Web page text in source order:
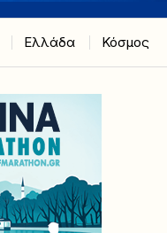
Ελλάδα Κόσμος